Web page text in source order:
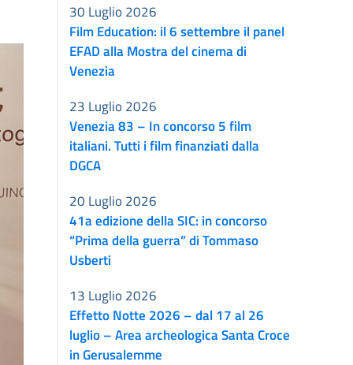
Film Education: il 6 settembre il panel
EFAD alla Mostra del cinema di
Venezia
30 Luglio 2026
Venezia 83 – In concorso 5 film
italiani. Tutti i film finanziati dalla
DGCA
23 Luglio 2026
41a edizione della SIC: in concorso
“Prima della guerra” di Tommaso
Usberti
20 Luglio 2026
Effetto Notte 2026 – dal 17 al 26
luglio – Area archeologica Santa Croce
in Gerusalemme
13 Luglio 2026